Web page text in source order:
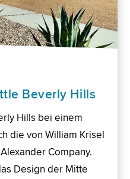
Beverly Hills
Hills bei einem
die von William Krisel
Company.
Design der Mitte